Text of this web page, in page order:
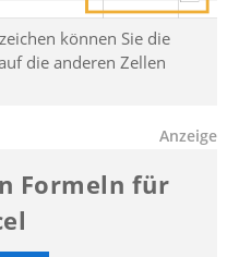
können Sie die
die anderen Zellen